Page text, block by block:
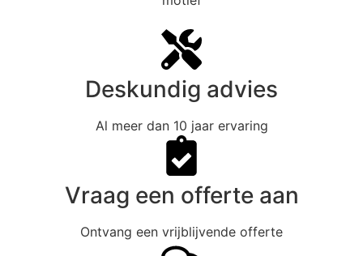
Deskundig advies
Al meer dan 10 jaar ervaring
Vraag een offerte aan
Ontvang een vrijblijvende offerte